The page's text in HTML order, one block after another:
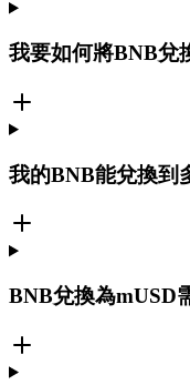
我要如何將BNB兌
我的BNB能兌換到
BNB兌換為mUSD